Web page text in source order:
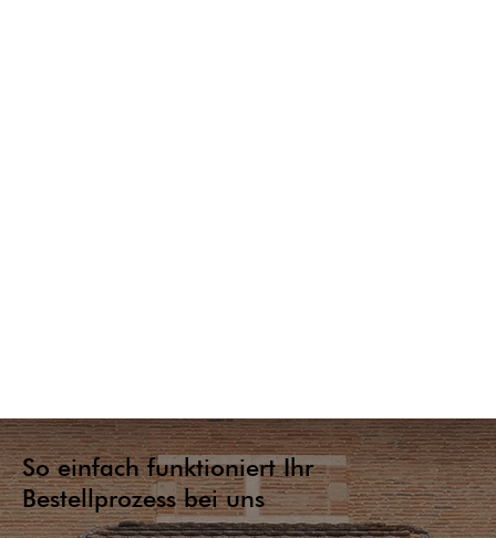
So einfach funktioniert Ihr
Bestellprozess bei uns